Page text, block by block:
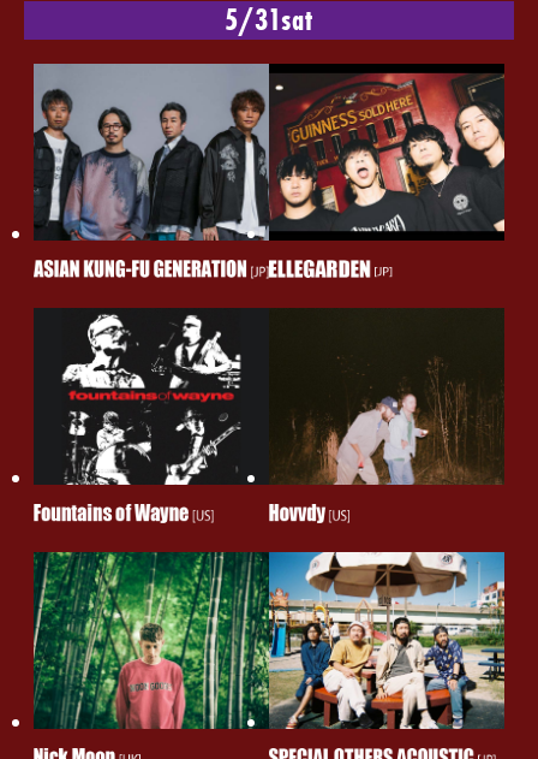
Gotch、“NANO-MUGEN FES. 2025”に出演するインド
ネシアのパワー・ポップ・バンドThe Adamsの「Masa-
Masa」を日本語詞でカバー！本日(5/30)配信リリース！
2025.5.29
本日5/29(木)21:00〜グッズ整理券 二次先着受付開始
2025.5.28
NANO-MUGEN FES. 2025に出演するインドネシアのパ
ワー・ポップ・バンドThe Adams、フェスのテーマソン
バー・バージョンを本日リリース！
2025.5.23
前方入替エリア整理券二次先着受付開始
2025.5.22
BECK(ベック)、7年ぶりとなるバンド編成での来日を記
念し、5月29日(木)NHKホール公演のライブ配信が決定！
BECK to Livestream his May 29th NHK Hall show,
marking his return to Japan with a full band for the
first time in 7 years!
2025.5.20
FOOD ＆ OFFICIAL GOODS公開！グッズ販売整理券も受
付開始
FOOD & OFFICIAL GOODS Announced! Entry Ticket
for Merchandise Sales Now Available
2025.5.19
5/31sat